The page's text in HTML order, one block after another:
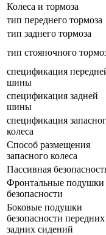
Колеса и тормоза
тип переднего тормоза
тип заднего тормоза
тип стояночного
спецификация
шины
спецификация задней
шины
спецификация
колеса
Способ размещения
запасного колеса
Пассивная
Фронтальные подушки
безопасности
Боковые подушки
безопасности
задних сидений